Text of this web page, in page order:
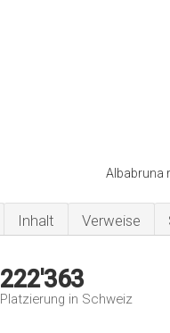
Albabruna
Inhalt Verweise
222'363
Platzierung in Schweiz